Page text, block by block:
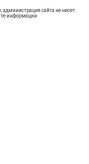
администрация сайта не несет
информации